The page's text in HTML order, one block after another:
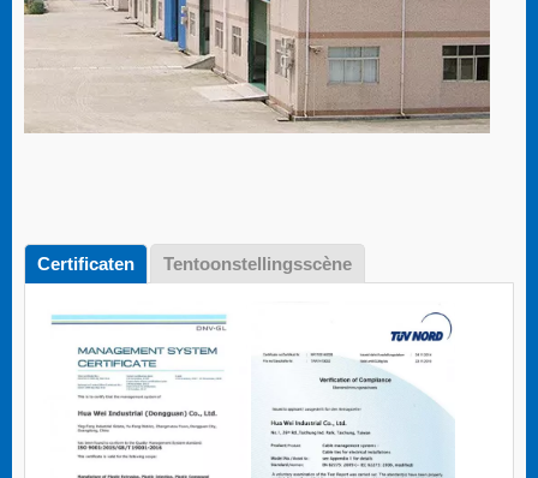
Certificaten Tentoonstellingsscène